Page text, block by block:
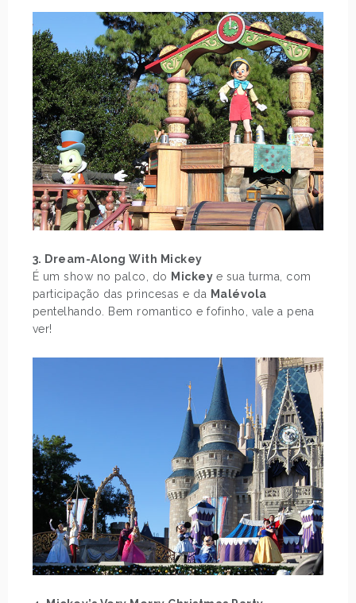
3. Dream-Along With Mickey
É um show no palco, do Mickey e sua turma, com
participação das princesas e da Malévola
pentelhando. Bem romantico e fofinho, vale a pena
ver!